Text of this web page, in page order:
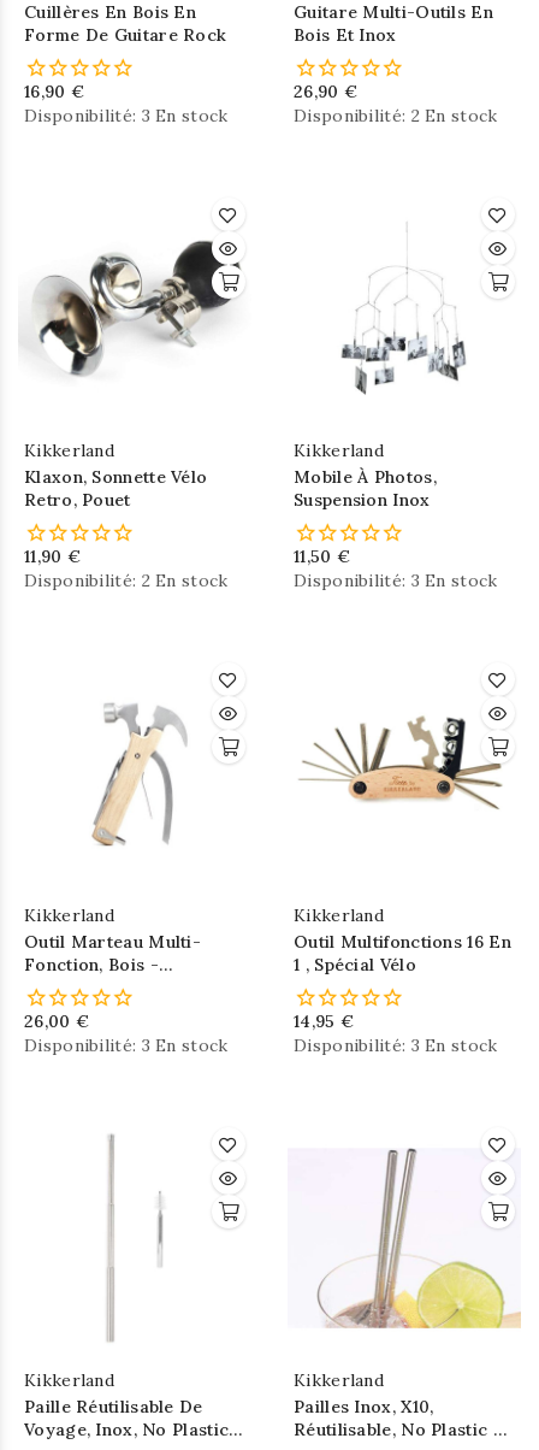
Cuillères En Bois En
Forme De Guitare Rock
16,90 €
Disponibilité: 3 En stock
Guitare Multi-Outils En
Bois Et Inox
26,90 €
Disponibilité: 2 En stock
Kikkerland
Klaxon, Sonnette Vélo
Retro, Pouet
11,90 €
Disponibilité: 2 En stock
Kikkerland
Mobile À Photos,
Suspension Inox
11,50 €
Disponibilité: 3 En stock
Kikkerland
Outil Marteau Multi-
Fonction, Bois -
KIKKERLAND
26,00 €
Disponibilité: 3 En stock
Kikkerland
Outil Multifonctions 16 En
1 , Spécial Vélo
14,95 €
Disponibilité: 3 En stock
Kikkerland
Paille Réutilisable De
Voyage, Inox, No Plastic -
Kikkerland
Pailles Inox, X10,
Réutilisable, No Plastic -